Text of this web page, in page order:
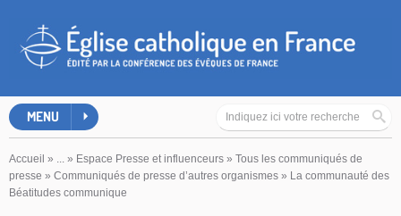
MENU
Accueil » ... » Espace Presse et influenceurs » Tous les communiqués de
presse » Communiqués de presse d’autres organismes » La communauté des
Béatitudes communique